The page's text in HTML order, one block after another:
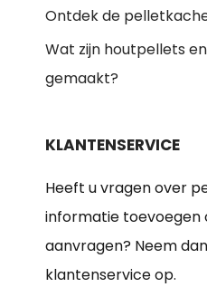
Ontdek de
Wat zijn houtpellets
gemaakt?
KLANTENSERVICE
Heeft u vragen over
informatie toevoegen
aanvragen? Neem
klantenservice op.